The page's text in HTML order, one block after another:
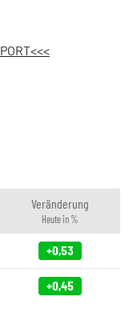
Veränderung
Heute in %
+0,53
+0,45